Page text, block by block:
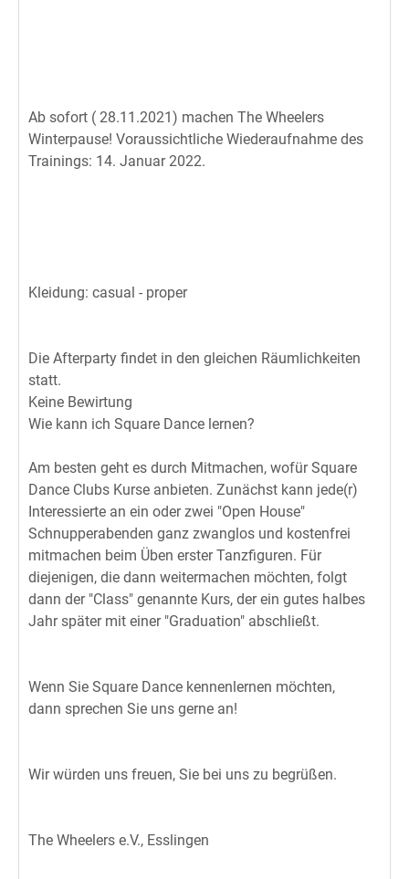
Ab sofort ( 28.11.2021) machen The Wheelers
Winterpause! Voraussichtliche Wiederaufnahme des
Trainings: 14. Januar 2022.
Kleidung: casual - proper
Die Afterparty findet in den gleichen Räumlichkeiten
statt.
Keine Bewirtung
Wie kann ich Square Dance lernen?
Am besten geht es durch Mitmachen, wofür Square
Dance Clubs Kurse anbieten. Zunächst kann jede(r)
Interessierte an ein oder zwei "Open House"
Schnupperabenden ganz zwanglos und kostenfrei
mitmachen beim Üben erster Tanzfiguren. Für
diejenigen, die dann weitermachen möchten, folgt
dann der "Class" genannte Kurs, der ein gutes halbes
Jahr später mit einer "Graduation" abschließt.
Wenn Sie Square Dance kennenlernen möchten,
dann sprechen Sie uns gerne an!
Wir würden uns freuen, Sie bei uns zu begrüßen.
The Wheelers e.V., Esslingen